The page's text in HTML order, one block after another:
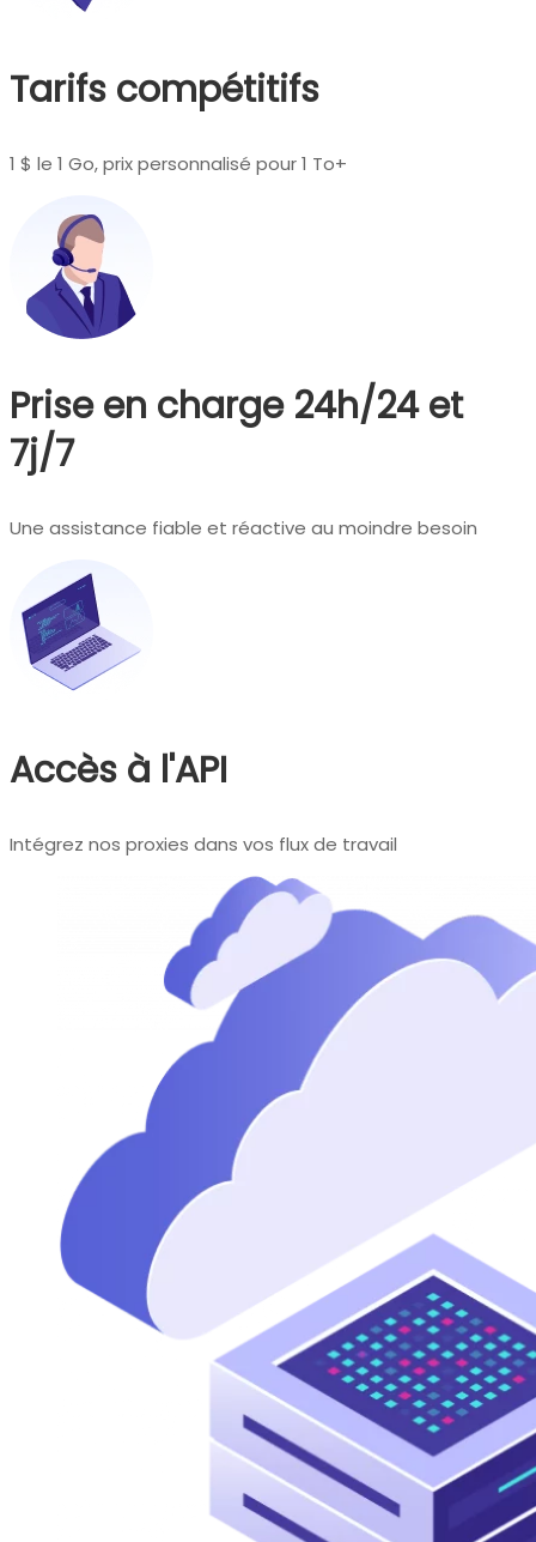
Tarifs compétitifs
1 $ le 1 Go, prix personnalisé pour 1 To+
Prise en charge 24h/24 et
7j/7
Une assistance fiable et réactive au moindre besoin
Accès à l'API
Intégrez nos proxies dans vos flux de travail